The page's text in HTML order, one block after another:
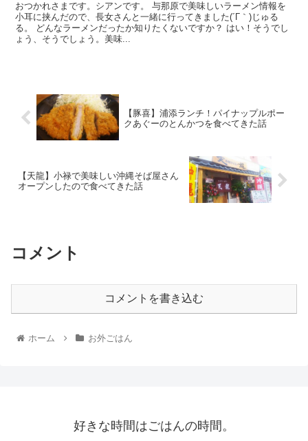
おつかれさまです。シアンです。 与那原で美味しいラーメン情報を
小耳に挟んだので、長女さんと一緒に行ってきました(´Γ｀)じゅる
る。 どんなラーメンだったか知りたくないですか？ はい！そうでし
ょう、そうでしょう。美味...
【豚喜】浦添ランチ！パイナップルポー
クあぐーのとんかつを食べてきた話
【天龍】小禄で美味しい沖縄そば屋さん
オープンしたので食べてきた話
コメント
コメントを書き込む
ホーム お外ごはん
好きな時間はごはんの時間。